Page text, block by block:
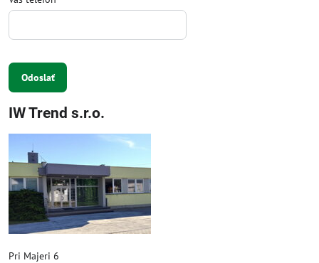
Odoslať
IW Trend s.r.o.
Pri Majeri 6